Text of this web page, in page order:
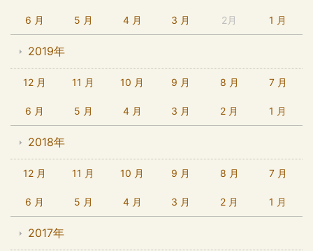
6 月 5 月 4 月 3 月 2月 1 月
2019年
12 月 11 月 10 月 9 月 8 月 7 月
6 月 5 月 4 月 3 月 2 月 1 月
2018年
12 月 11 月 10 月 9 月 8 月 7 月
6 月 5 月 4 月 3 月 2 月 1 月
2017年